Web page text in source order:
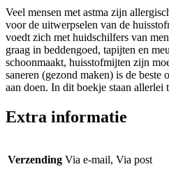
Veel mensen met astma zijn
voor de uitwerpselen van de
voedt zich met huidschilfers van
graag in beddengoed, tapijten en
schoonmaakt, huisstofmijten zijn
saneren (gezond maken) is de
aan doen. In dit boekje staan allerlei
Extra informatie
Verzending Via e-mail, Via post